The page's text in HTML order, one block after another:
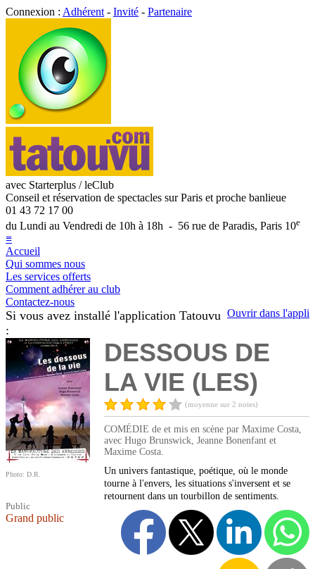
Connexion : Adhérent - Invité - Partenaire
avec Starterplus / leClub
Conseil et réservation de spectacles sur Paris et proche banlieue
01 43 72 17 00
du Lundi au Vendredi de 10h à 18h - 56 rue de Paradis, Paris 10e
≡
Accueil
Qui sommes nous
Les services offerts
Comment adhérer au club
Contactez-nous
Ouvrir dans l'appli
Si vous avez installé l'application Tatouvu
:
Photo: D.R.
Public
Grand public
DESSOUS DE
LA VIE (LES)
(moyenne sur 2 notes)
COMÉDIE de et mis en scène par Maxime Costa,
avec Hugo Brunswick, Jeanne Bonenfant et
Maxime Costa.
Un univers fantastique, poétique, où le monde
tourne à l'envers, les situations s'inversent et se
retournent dans un tourbillon de sentiments.